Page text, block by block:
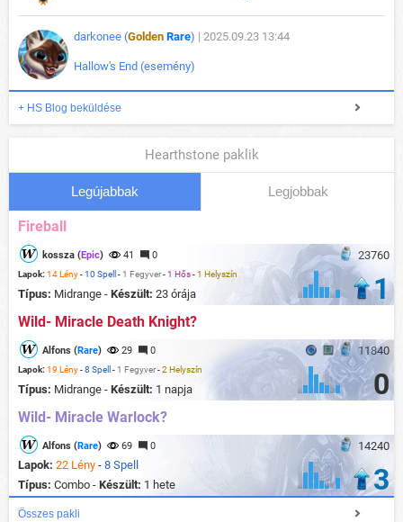
darkonee (Golden Rare) | 2025.09.23 13:44
Hallow's End (esemény)
+ HS Blog beküldése
Hearthstone paklik
Legújabbak Legjobbak
Fireball
23760
kossza (Epic) 41 0
Lapok: 14 Lény-10 Spell - 1 Fegyver-1 Hős-1 Helyszín
Típus: Midrange - Készült: 23 órája 1
Wild- Miracle Death Knight?
11840
Alfons (Rare) 29 0
Lapok: 19 Lény-8 Spell - 1 Fegyver-2 Helyszín
Típus: Midrange - Készült: 1 napja 0
Wild- Miracle Warlock?
14240
Alfons (Rare) 69 0
Lapok: 22 Lény - 8 Spell
Típus: Combo - Készült: 1 hete 3
Összes pakli